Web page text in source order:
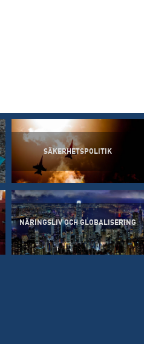
SÄKERHETSPOLITIK
NÄRINGSLIV OCH GLOBALISERING